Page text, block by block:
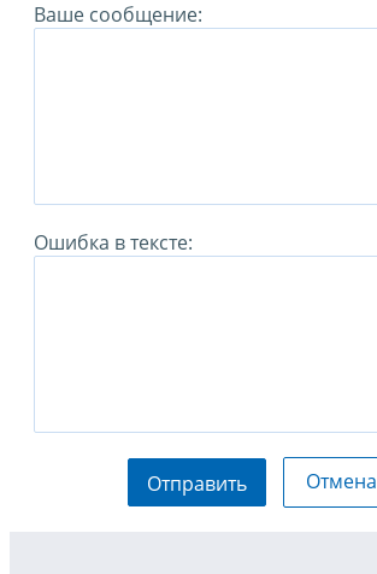
Ваше сообщение:
Ошибка в тексте:
Отправить Отмена